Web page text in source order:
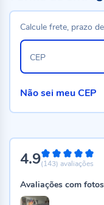
4.998%
(143) avaliações
Avaliações com fotos
Calcule frete, prazo
CEP
Não sei meu CEP